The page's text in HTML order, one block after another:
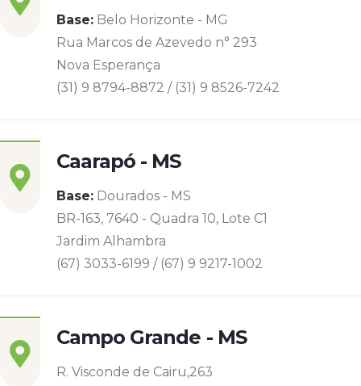
Base: Belo Horizonte - MG
Rua Marcos de Azevedo n° 293
Nova Esperança
(31) 9 8794-8872 / (31) 9 8526-7242
Caarapó - MS
Base: Dourados - MS
BR-163, 7640 - Quadra 10, Lote C1
Jardim Alhambra
(67) 3033-6199 / (67) 9 9217-1002
Campo Grande - MS
R. Visconde de Cairu,263